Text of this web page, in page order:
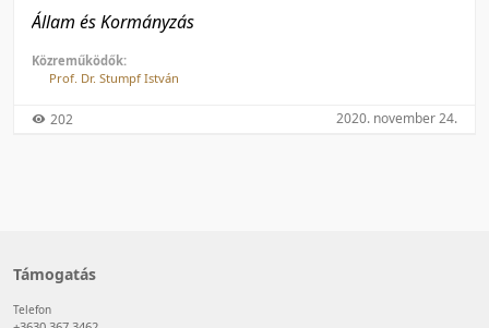
Állam és Kormányzás
Közreműködők:
Prof. Dr. Stumpf István
202 2020. november 24.
Támogatás
Telefon